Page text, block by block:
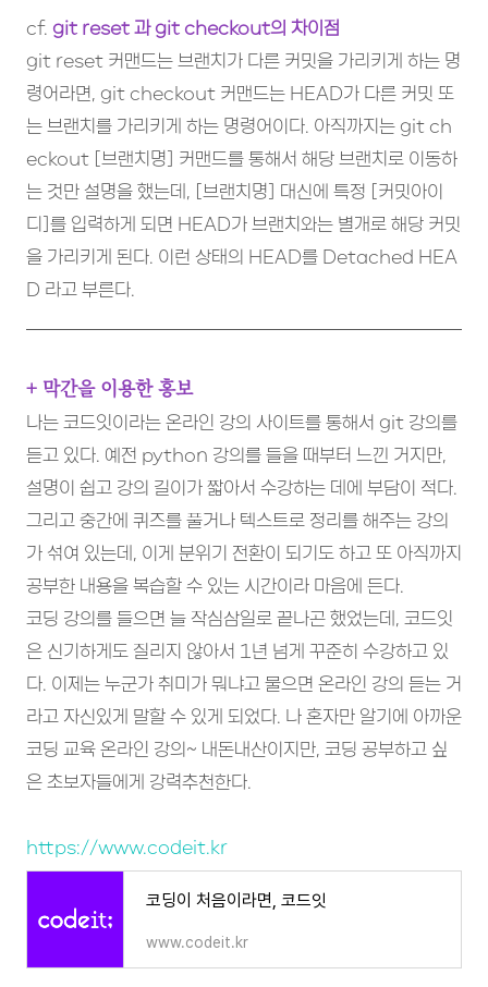
cf. git reset 과 git checkout의 차이점
git reset 커맨드는 브랜치가 다른 커밋을 가리키게 하는 명
령어라면, git checkout 커맨드는 HEAD가 다른 커밋 또
는 브랜치를 가리키게 하는 명령어이다. 아직까지는 git ch
eckout [브랜치명] 커맨드를 통해서 해당 브랜치로 이동하
는 것만 설명을 했는데, [브랜치명] 대신에 특정 [커밋아이
디]를 입력하게 되면 HEAD가 브랜치와는 별개로 해당 커밋
을 가리키게 된다. 이런 상태의 HEAD를 Detached HEA
D 라고 부른다.
+ 막간을 이용한 홍보
나는 코드잇이라는 온라인 강의 사이트를 통해서 git 강의를
듣고 있다. 예전 python 강의를 들을 때부터 느낀 거지만,
설명이 쉽고 강의 길이가 짧아서 수강하는 데에 부담이 적다.
그리고 중간에 퀴즈를 풀거나 텍스트로 정리를 해주는 강의
가 섞여 있는데, 이게 분위기 전환이 되기도 하고 또 아직까지
공부한 내용을 복습할 수 있는 시간이라 마음에 든다.
코딩 강의를 들으면 늘 작심삼일로 끝나곤 했었는데, 코드잇
은 신기하게도 질리지 않아서 1년 넘게 꾸준히 수강하고 있
다. 이제는 누군가 취미가 뭐냐고 물으면 온라인 강의 듣는 거
라고 자신있게 말할 수 있게 되었다. 나 혼자만 알기에 아까운
코딩 교육 온라인 강의~ 내돈내산이지만, 코딩 공부하고 싶
은 초보자들에게 강력추천한다.
https://www.codeit.kr
코딩이 처음이라면, 코드잇
www.codeit.kr